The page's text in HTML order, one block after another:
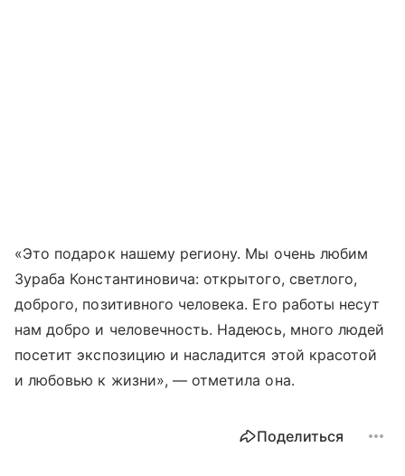
«Это подарок нашему региону. Мы очень любим
Зураба Константиновича: открытого, светлого,
доброго, позитивного человека. Его работы несут
нам добро и человечность. Надеюсь, много людей
посетит экспозицию и насладится этой красотой
и любовью к жизни», — отметила она.
Поделиться